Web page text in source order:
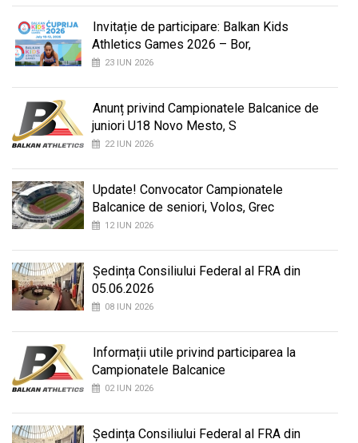
Invitație de participare: Balkan Kids
Athletics Games 2026 – Bor,
23 IUN 2026
Anunț privind Campionatele Balcanice de
juniori U18 Novo Mesto, S
22 IUN 2026
Update! Convocator Campionatele
Balcanice de seniori, Volos, Grec
12 IUN 2026
Ședința Consiliului Federal al FRA din
05.06.2026
08 IUN 2026
Informații utile privind participarea la
Campionatele Balcanice
02 IUN 2026
Ședința Consiliului Federal al FRA din